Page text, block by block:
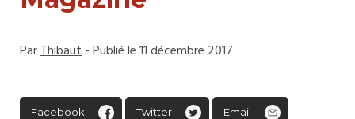
ParThibaut- Publié le 11 décembre 2017
Facebook Twitter Email